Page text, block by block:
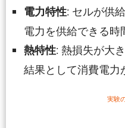
電力特性: セルが供
電力を供給できる時
熱特性: 熱損失が大
結果として消費電力
実験